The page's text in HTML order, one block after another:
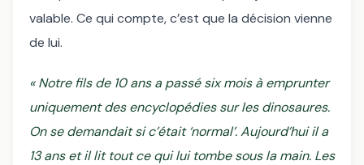
valable. Ce qui compte, c’est que la décision vienne
de lui.
« Notre fils de 10 ans a passé six mois à emprunter
uniquement des encyclopédies sur les dinosaures.
On se demandait si c’était ‘normal’. Aujourd’hui il a
13 ans et il lit tout ce qui lui tombe sous la main. Les